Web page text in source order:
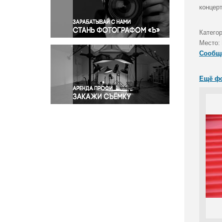
Правосудие
Происшествия и конфликты
Религия
Светская жизнь
Спорт
Экология
Экономика и бизнес
Место:
Ещё